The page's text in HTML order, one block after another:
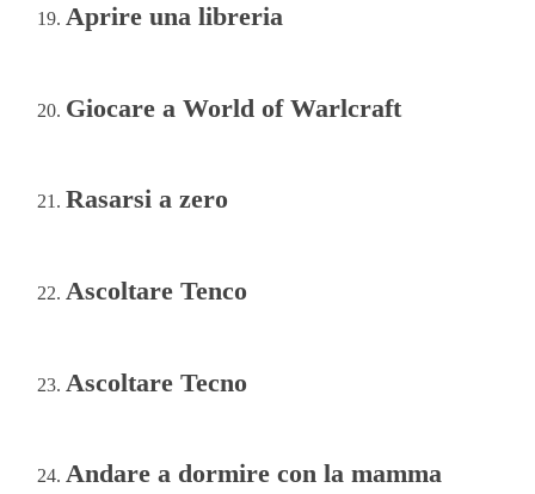
Aprire una libreria
Giocare a World of Warlcraft
Rasarsi a zero
Ascoltare Tenco
Ascoltare Tecno
Andare a dormire con la mamma